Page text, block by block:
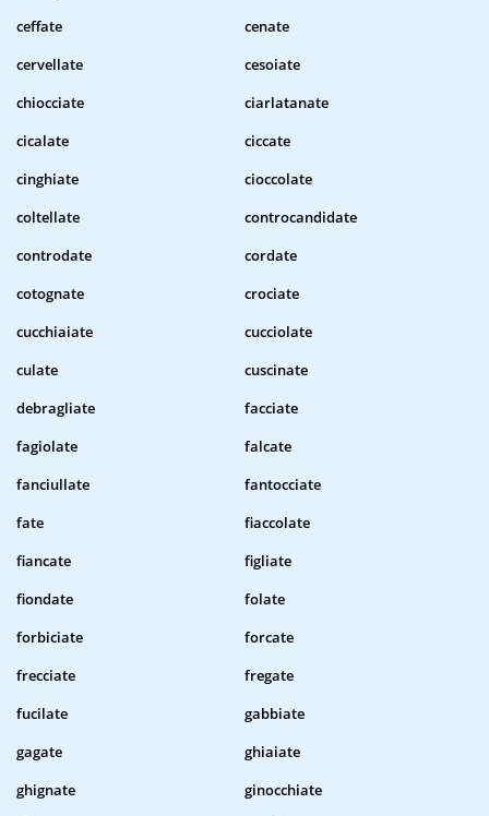
ceffate
cenate
cervellate
cesoiate
chiocciate
ciarlatanate
cicalate
ciccate
cinghiate
cioccolate
coltellate
controcandidate
controdate
cordate
cotognate
crociate
cucchiaiate
cucciolate
culate
cuscinate
debragliate
facciate
fagiolate
falcate
fanciullate
fantocciate
fate
fiaccolate
fiancate
figliate
fiondate
folate
forbiciate
forcate
frecciate
fregate
fucilate
gabbiate
gagate
ghiaiate
ghignate
ginocchiate